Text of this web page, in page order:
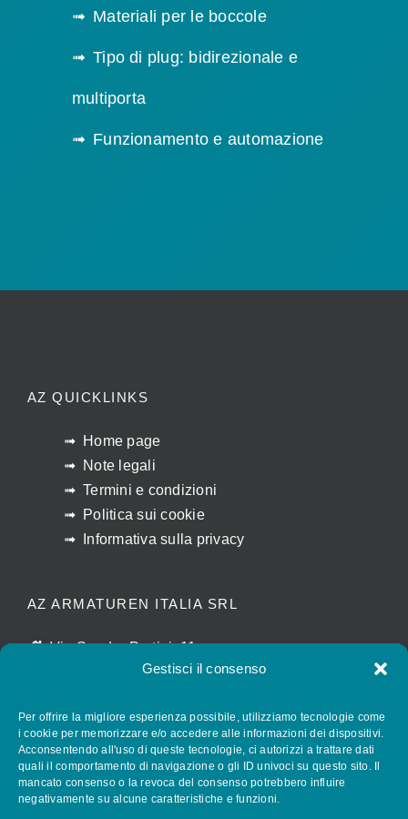
Gestisci il consenso
Per offrire la migliore esperienza possibile, utilizziamo tecnologie come
i cookie per memorizzare e/o accedere alle informazioni dei dispositivi.
Acconsentendo all'uso di queste tecnologie, ci autorizzi a trattare dati
quali il comportamento di navigazione o gli ID univoci su questo sito. Il
mancato consenso o la revoca del consenso potrebbero influire
negativamente su alcune caratteristiche e funzioni.
Materiali per le boccole
Tipo di plug: bidirezionale e
multiporta
Funzionamento e automazione
AZ QUICKLINKS
Home page
Note legali
Termini e condizioni
Politica sui cookie
Informativa sulla privacy
AZ ARMATUREN ITALIA SRL
Via Sandro Pertini, 11
I-28010 CALTIGNAGA (NO)
+39 (0) 321 652028
FOLLOW AZ ARMATUREN